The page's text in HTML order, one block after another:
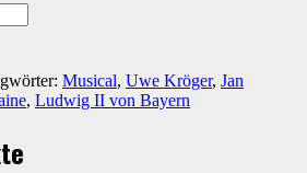
Musical, Uwe Kröger, Jan
, Ludwig II von Bayern